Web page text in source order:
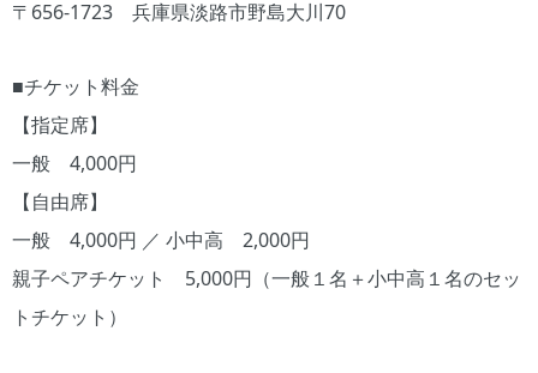
〒656-1723 兵庫県淡路市野島大川70
■チケット料金
【指定席】
一般 4,000円
【自由席】
一般 4,000円 ／ 小中高 2,000円
親子ペアチケット 5,000円（一般１名＋小中高１名のセッ
トチケット）